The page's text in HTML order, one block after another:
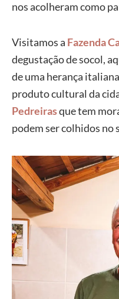
nos acolheram como
Visitamos a Fazenda
degustação de socol,
de uma herança
produto cultural da
Pedreirasque tem
podem ser colhidos no